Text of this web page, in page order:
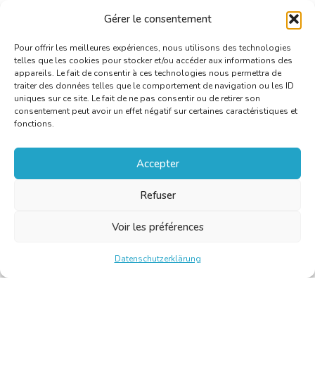
Gérer le consentement
Pour offrir les meilleures expériences, nous utilisons des technologies
telles que les cookies pour stocker et/ou accéder aux informations des
appareils. Le fait de consentir à ces technologies nous permettra de
traiter des données telles que le comportement de navigation ou les ID
uniques sur ce site. Le fait de ne pas consentir ou de retirer son
consentement peut avoir un effet négatif sur certaines caractéristiques et
fonctions.
Accepter
Refuser
Voir les préférences
Datenschutzerklärung
Join Now|Lost Password?